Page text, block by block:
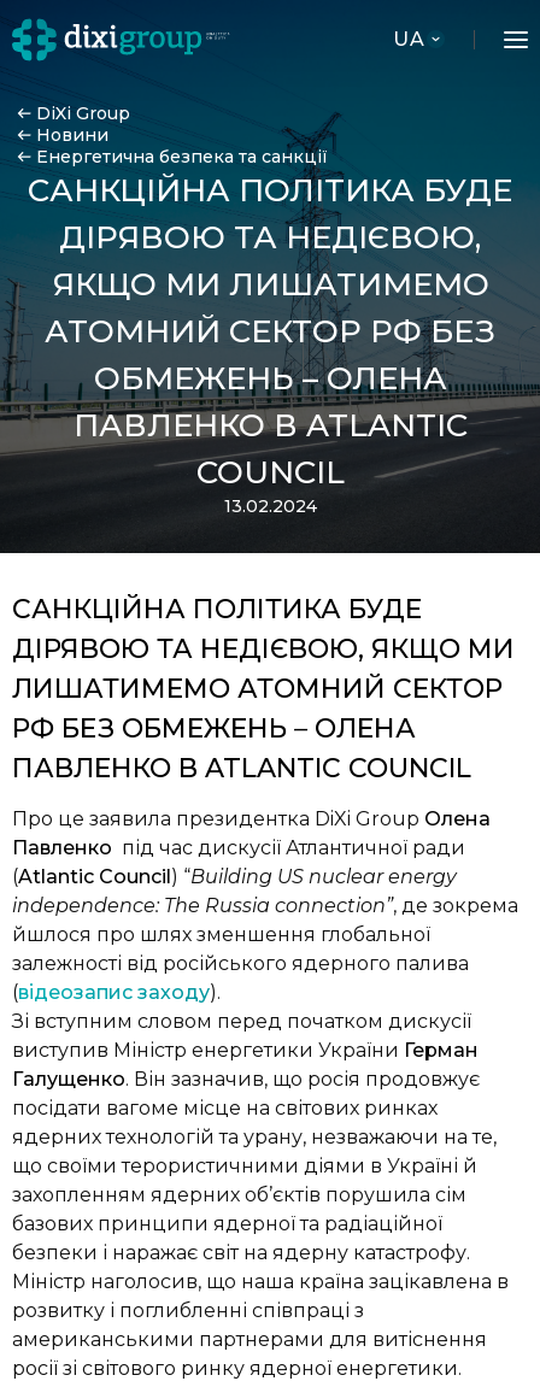
UA
DiXi Group
Новини
Енергетична безпека та санкції
САНКЦІЙНА ПОЛІТИКА БУДЕ
ДІРЯВОЮ ТА НЕДІЄВОЮ,
ЯКЩО МИ ЛИШАТИМЕМО
АТОМНИЙ СЕКТОР РФ БЕЗ
ОБМЕЖЕНЬ – ОЛЕНА
ПАВЛЕНКО В ATLANTIC
COUNCIL
13.02.2024
САНКЦІЙНА ПОЛІТИКА БУДЕ
ДІРЯВОЮ ТА НЕДІЄВОЮ, ЯКЩО МИ
ЛИШАТИМЕМО АТОМНИЙ СЕКТОР
РФ БЕЗ ОБМЕЖЕНЬ – ОЛЕНА
ПАВЛЕНКО В ATLANTIC COUNCIL
Про це заявила президентка DiXi Group Олена
Павленко під час дискусії Атлантичної ради
(Atlantic Council) “Building US nuclear energy
independence: The Russia connection”, де зокрема
йшлося про шлях зменшення глобальної
залежності від російського ядерного палива
(відеозапис заходу).
Зі вступним словом перед початком дискусії
виступив Міністр енергетики України Герман
Галущенко. Він зазначив, що росія продовжує
посідати вагоме місце на світових ринках
ядерних технологій та урану, незважаючи на те,
що своїми терористичними діями в Україні й
захопленням ядерних об’єктів порушила сім
базових принципи ядерної та радіаційної
безпеки і наражає світ на ядерну катастрофу.
Міністр наголосив, що наша країна зацікавлена в
розвитку і поглибленні співпраці з
американськими партнерами для витіснення
росії зі світового ринку ядерної енергетики.